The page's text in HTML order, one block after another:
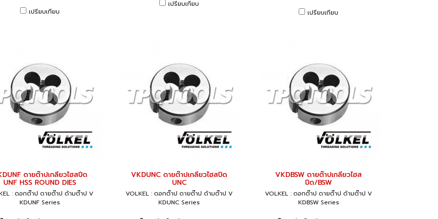
เปรียบเทียบ
เปรียบเทียบ
เปรียบเทียบ
ดายต๊าปเกลียวไฮสปีด
UNF HSS ROUND DIES
: ดอกต๊าป ดายต๊าป ด้ามต๊าป V
KDUNF Series
VKDUNC ดายต๊าปเกลียวไฮสปีด
UNC
VOLKEL : ดอกต๊าป ดายต๊าป ด้ามต๊าป V
KDUNC Series
VKDBSW ดายต๊าปเกลียวไฮส
ปีด/BSW
VOLKEL : ดอกต๊าป ดายต๊าป ด้ามต๊าป V
KDBSW Series